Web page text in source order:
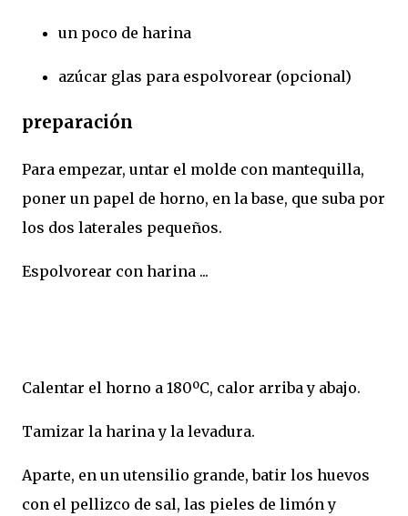
un poco de harina
azúcar glas para espolvorear (opcional)
preparación
Para empezar, untar el molde con mantequilla,
poner un papel de horno, en la base, que suba por
los dos laterales pequeños.
Espolvorear con harina ...
Calentar el horno a 180ºC, calor arriba y abajo.
Tamizar la harina y la levadura.
Aparte, en un utensilio grande, batir los huevos
con el pellizco de sal, las pieles de limón y